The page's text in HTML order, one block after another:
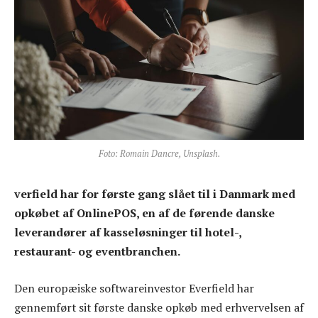
Foto: Romain Dancre, Unsplash.
verfield har for første gang slået til i Danmark med
opkøbet af OnlinePOS, en af de førende danske
leverandører af kasseløsninger til hotel-,
restaurant- og eventbranchen.
Den europæiske softwareinvestor Everfield har
gennemført sit første danske opkøb med erhvervelsen af